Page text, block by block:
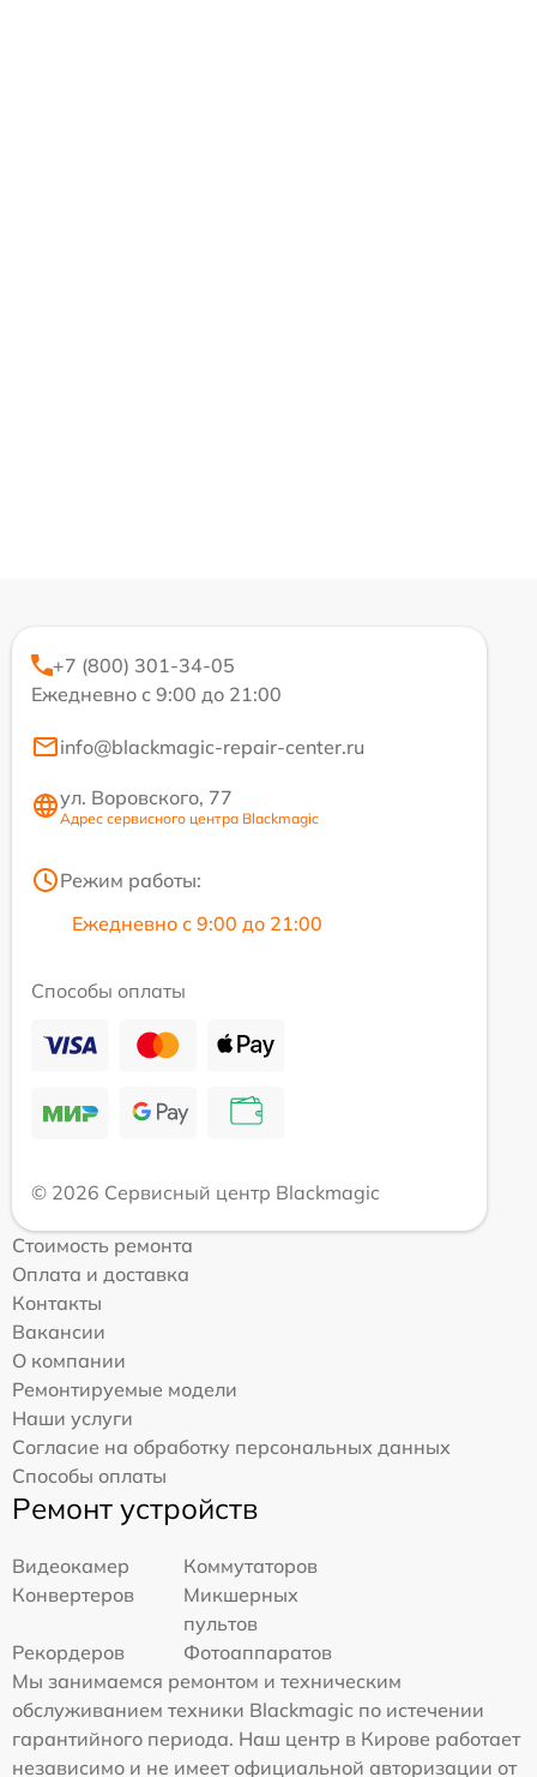
+7 (800) 301-34-05
Ежедневно с 9:00 до 21:00
info@blackmagic-repair-center.ru
ул. Воровского, 77
Адрес сервисного центра Blackmagic
Режим работы:
Ежедневно с 9:00 до 21:00
Способы оплаты
© 2026 Сервисный центр Blackmagic
Стоимость ремонта
Оплата и доставка
Контакты
Вакансии
О компании
Ремонтируемые модели
Наши услуги
Согласие на обработку персональных данных
Способы оплаты
Ремонт устройств
Видеокамер
Коммутаторов
Конвертеров
Микшерных
пультов
Рекордеров
Фотоаппаратов
Мы занимаемся ремонтом и техническим
обслуживанием техники Blackmagic по истечении
гарантийного периода. Наш центр в Кирове работает
независимо и не имеет официальной авторизации от